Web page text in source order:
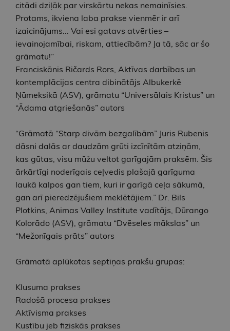
citādi dziļāk par virskārtu nekas nemainīsies.
Protams, ikviena laba prakse vienmēr ir arī
izaicinājums... Vai esi gatavs atvērties –
ievainojamībai, riskam, attiecībām? Ja tā, sāc ar šo
grāmatu!”
Franciskānis Ričards Rors, Aktīvas darbības un
kontemplācijas centra dibinātājs Albukerkē
Ņūmeksikā (ASV), grāmatu “Universālais Kristus” un
“Ādama atgriešanās” autors
“Grāmatā “Starp divām bezgalībām” Juris Rubenis
dāsni dalās ar daudzām grūti izcīnītām atziņām,
kas gūtas, visu mūžu veltot garīgajām praksēm. Šis
ārkārtīgi noderīgais ceļvedis plašajā garīguma
laukā kalpos gan tiem, kuri ir garīgā ceļa sākumā,
gan arī pieredzējušiem meklētājiem.” Dr. Bils
Plotkins, Animas Valley Institute vadītājs, Dūrango
Kolorādo (ASV), grāmatu “Dvēseles mākslas” un
“Mežonīgais prāts” autors
Grāmatā aplūkotas septiņas prakšu grupas:
Klusuma prakses
Radošā procesa prakses
Aktīvisma prakses
Kustību jeb fiziskās prakses